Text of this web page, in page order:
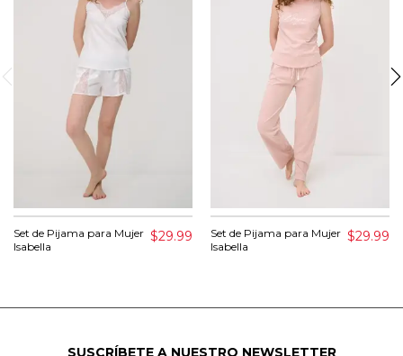
Set de Pijama para Mujer
Isabella
$29.99
Set de Pijama para Mujer
Isabella
$29.99
SUSCRÍBETE A NUESTRO NEWSLETTER